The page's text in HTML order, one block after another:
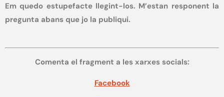
Em quedo estupefacte llegint-los. M’estan responent la
pregunta abans que jo la publiqui.
Comenta el fragment a les xarxes socials:
Facebook